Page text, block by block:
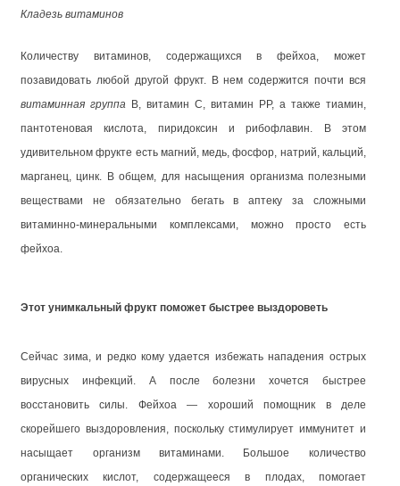
Кладезь витаминов
Количеству витаминов, содержащихся в фейхоа, может
позавидовать любой другой фрукт. В нем содержится почти вся
витаминная группа В, витамин С, витамин РР, а также тиамин,
пантотеновая кислота, пиридоксин и рибофлавин. В этом
удивительном фрукте есть магний, медь, фосфор, натрий, кальций,
марганец, цинк. В общем, для насыщения организма полезными
веществами не обязательно бегать в аптеку за сложными
витаминно-минеральными комплексами, можно просто есть
фейхоа.
Этот унимкальный фрукт поможет быстрее выздороветь
Сейчас зима, и редко кому удается избежать нападения острых
вирусных инфекций. А после болезни хочется быстрее
восстановить силы. Фейхоа — хороший помощник в деле
скорейшего выздоровления, поскольку стимулирует иммунитет и
насыщает организм витаминами. Большое количество
органических кислот, содержащееся в плодах, помогает